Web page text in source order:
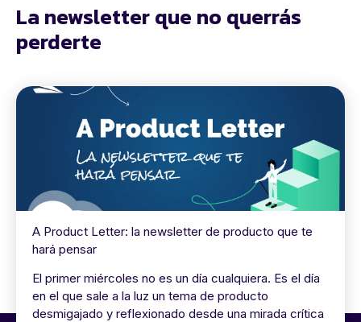
La newsletter que no querrás
perderte
A Product Letter: la newsletter de producto que te
hará pensar
El primer miércoles no es un día cualquiera. Es el día
en el que sale a la luz un tema de producto
desmigajado y reflexionado desde una mirada crítica